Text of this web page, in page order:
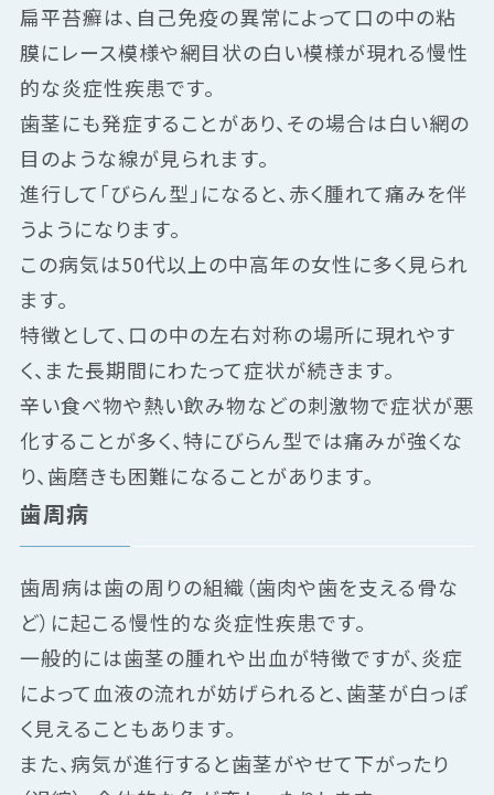
扁平苔癬は、自己免疫の異常によって口の中の粘
膜にレース模様や網目状の白い模様が現れる慢性
的な炎症性疾患です。
歯茎にも発症することがあり、その場合は白い網の
目のような線が見られます。
進行して「びらん型」になると、赤く腫れて痛みを伴
うようになります。
この病気は50代以上の中高年の女性に多く見られ
ます。
特徴として、口の中の左右対称の場所に現れやす
く、また長期間にわたって症状が続きます。
辛い食べ物や熱い飲み物などの刺激物で症状が悪
化することが多く、特にびらん型では痛みが強くな
り、歯磨きも困難になることがあります。
歯周病
歯周病は歯の周りの組織（歯肉や歯を支える骨な
ど）に起こる慢性的な炎症性疾患です。
一般的には歯茎の腫れや出血が特徴ですが、炎症
によって血液の流れが妨げられると、歯茎が白っぽ
く見えることもあります。
また、病気が進行すると歯茎がやせて下がったり